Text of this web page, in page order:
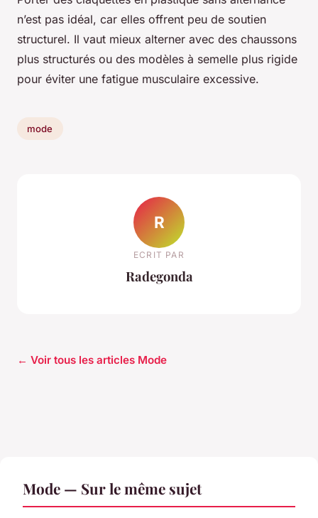
n’est pas idéal, car elles offrent peu de soutien
structurel. Il vaut mieux alterner avec des chaussons
plus structurés ou des modèles à semelle plus rigide
pour éviter une fatigue musculaire excessive.
mode
R
ECRIT PAR
Radegonda
← Voir tous les articles Mode
Mode — Sur le même sujet